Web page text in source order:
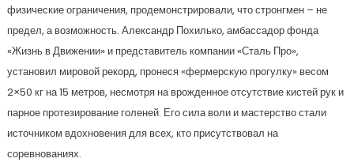
физические ограничения, продемонстрировали, что стронгмен – не
предел, а возможность. Александр Похилько, амбассадор фонда
«Жизнь в Движении» и представитель компании «Сталь Про»,
установил мировой рекорд, пронеся «фермерскую прогулку» весом
2×50 кг на 15 метров, несмотря на врожденное отсутствие кистей рук и
парное протезирование голеней. Его сила воли и мастерство стали
источником вдохновения для всех, кто присутствовал на
соревнованиях.